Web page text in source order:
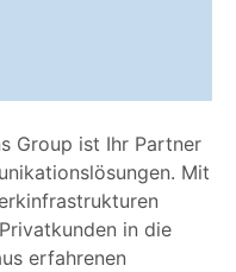
Group ist Ihr Partner
Mit
in die
erfahrenen